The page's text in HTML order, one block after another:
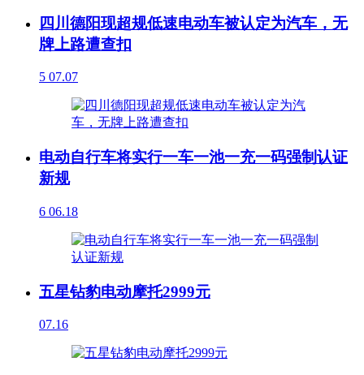
四川德阳现超规低速电动车被认定为汽车，无
牌上路遭查扣
5 07.07
电动自行车将实行一车一池一充一码强制认证
新规
6 06.18
五星钻豹电动摩托2999元
07.16